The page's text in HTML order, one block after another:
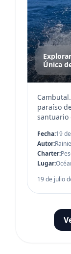
Única
paraíso
santuario
Pesca
Fecha:19
Autor:
Charter:
Lugar:
19 de julio